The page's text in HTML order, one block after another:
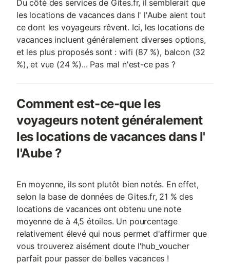
Du côté des services de Gites.fr, il semblerait que
les locations de vacances dans l' l'Aube aient tout
ce dont les voyageurs rêvent. Ici, les locations de
vacances incluent généralement diverses options,
et les plus proposés sont : wifi (87 %), balcon (32
%), et vue (24 %)... Pas mal n'est-ce pas ?
Comment est-ce-que les
voyageurs notent généralement
les locations de vacances dans l'
l'Aube ?
En moyenne, ils sont plutôt bien notés. En effet,
selon la base de données de Gites.fr, 21 % des
locations de vacances ont obtenu une note
moyenne de à 4,5 étoiles. Un pourcentage
relativement élevé qui nous permet d'affirmer que
vous trouverez aisément doute l'hub_voucher
parfait pour passer de belles vacances !